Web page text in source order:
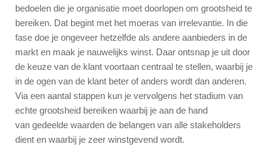
bedoelen die je organisatie moet doorlopen om grootsheid te
bereiken. Dat begint met het moeras van irrelevantie. In die
fase doe je ongeveer hetzelfde als andere aanbieders in de
markt en maak je nauwelijks winst. Daar ontsnap je uit door
de keuze van de klant voortaan centraal te stellen, waarbij je
in de ogen van de klant beter of anders wordt dan anderen.
Via een aantal stappen kun je vervolgens het stadium van
echte grootsheid bereiken waarbij je aan de hand
van gedeelde waarden de belangen van alle stakeholders
dient en waarbij je zeer winstgevend wordt.